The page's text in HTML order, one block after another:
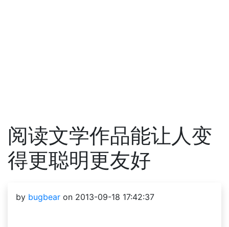
阅读文学作品能让人变
得更聪明更友好
by bugbear on 2013-09-18 17:42:37